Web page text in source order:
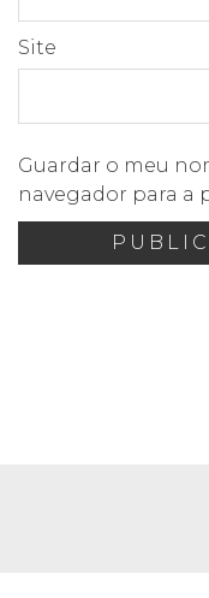
Site
Guardar o meu
navegador para a